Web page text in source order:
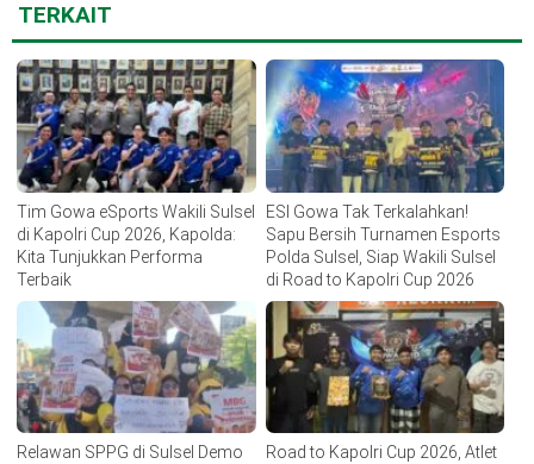
TERKAIT
Tim Gowa eSports Wakili Sulsel
di Kapolri Cup 2026, Kapolda:
Kita Tunjukkan Performa
Terbaik
ESI Gowa Tak Terkalahkan!
Sapu Bersih Turnamen Esports
Polda Sulsel, Siap Wakili Sulsel
di Road to Kapolri Cup 2026
Relawan SPPG di Sulsel Demo
Road to Kapolri Cup 2026, Atlet